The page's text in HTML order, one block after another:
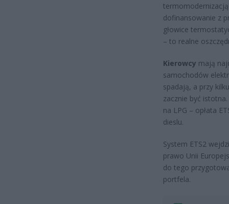
termomodernizacją
dofinansowanie z
głowice
– to realne
Kierowcy mają
samochodów
spadają, a przy
zacznie być
na LPG – opłata
dieslu.
System ETS2
prawo Unii
do tego
portfela.